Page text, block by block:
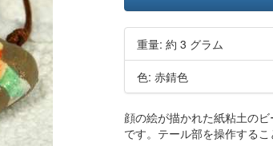
重量: 約 3 グラム
色: 赤錆色
顔の絵が描かれた紙粘土の
です。テール部を操作するこ